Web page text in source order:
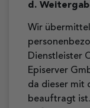
d.
Wir
Dienstleister
Episerver
da dieser mit
beauftragt